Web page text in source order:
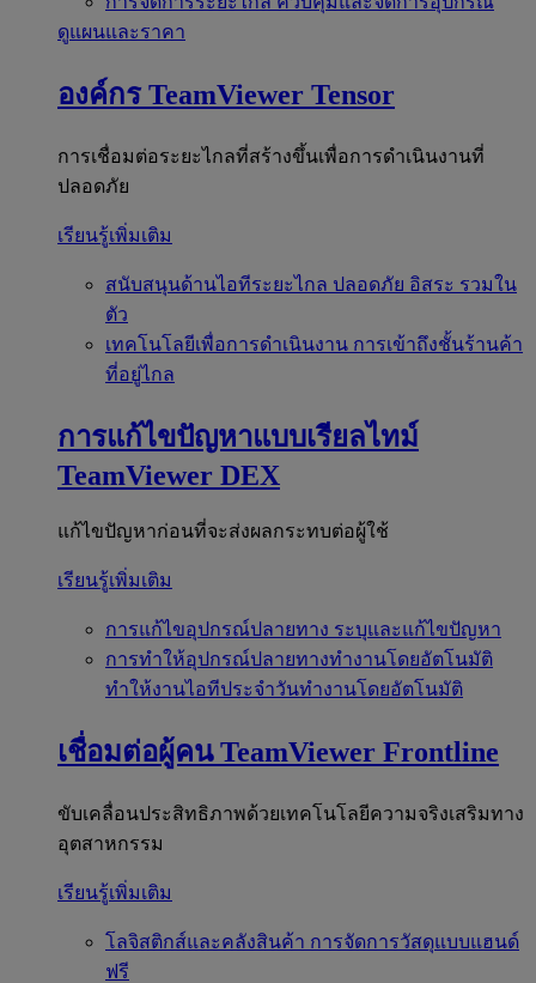
ดูแผนและราคา
องค์กร TeamViewer Tensor
การเชื่อมต่อระยะไกลที่สร้างขึ้นเพื่อการดำเนินงานที่
ปลอดภัย
เรียนรู้เพิ่มเติม
สนับสนุนด้านไอทีระยะไกล ปลอดภัย อิสระ รวมใน
ตัว
เทคโนโลยีเพื่อการดำเนินงาน การเข้าถึงชั้นร้านค้า
ที่อยู่ไกล
การแก้ไขปัญหาแบบเรียลไทม์
TeamViewer DEX
แก้ไขปัญหาก่อนที่จะส่งผลกระทบต่อผู้ใช้
เรียนรู้เพิ่มเติม
การแก้ไขอุปกรณ์ปลายทาง ระบุและแก้ไขปัญหา
การทำให้อุปกรณ์ปลายทางทำงานโดยอัตโนมัติ
ทำให้งานไอทีประจำวันทำงานโดยอัตโนมัติ
เชื่อมต่อผู้คน TeamViewer Frontline
ขับเคลื่อนประสิทธิภาพด้วยเทคโนโลยีความจริงเสริมทาง
อุตสาหกรรม
เรียนรู้เพิ่มเติม
โลจิสติกส์และคลังสินค้า การจัดการวัสดุแบบแฮนด์
ฟรี